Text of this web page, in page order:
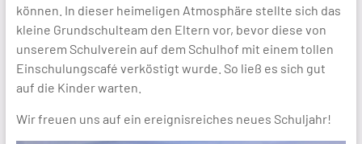
können. In dieser heimeligen Atmosphäre stellte sich das
kleine Grundschulteam den Eltern vor, bevor diese von
unserem Schulverein auf dem Schulhof mit einem tollen
Einschulungscafé verköstigt wurde. So ließ es sich gut
auf die Kinder warten.
Wir freuen uns auf ein ereignisreiches neues Schuljahr!